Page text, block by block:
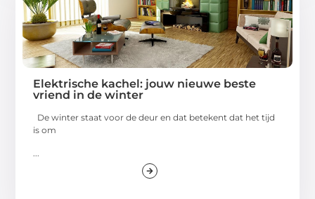
Elektrische kachel: jouw nieuwe beste
vriend in de winter
De winter staat voor de deur en dat betekent dat het tijd
is om